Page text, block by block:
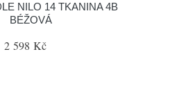
NILO 14 TKANINA 4B
BÉŽOVÁ
2 598 Kč